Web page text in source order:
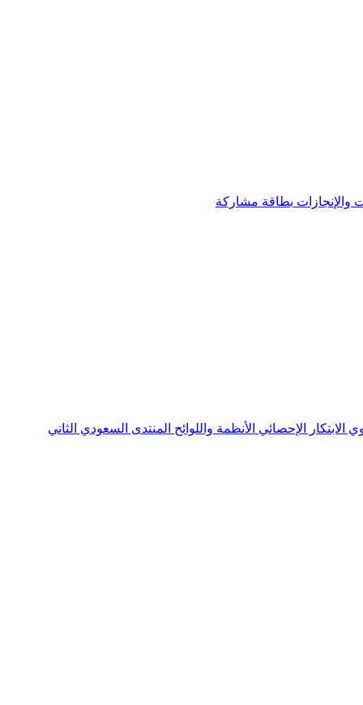
والإنجازات بطاقة مشاركة
الابتكار الإحصائي الأنظمة واللوائح المنتدى السعودي الثاني